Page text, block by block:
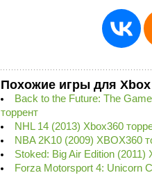
Похожие игры для Xbox
Back to the Future: The
торрент
NHL 14 (2013) Xbox360
NBA 2K10 (2009) XBOX360
Stoked: Big Air Edition (2011)
Forza Motorsport 4: Unicorn